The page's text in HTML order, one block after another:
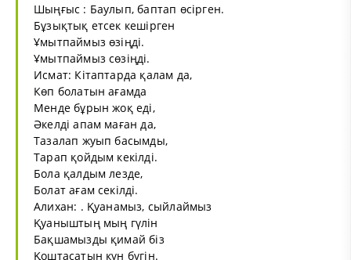
Шыңғыс : Баулып, баптап өсірген.
Бұзықтық етсек кешірген
Ұмытпаймыз өзіңді.
Ұмытпаймыз сөзіңді.
Исмат: Кітаптарда қалам да,
Көп болатын ағамда
Менде бұрын жоқ еді,
Әкелді апам маған да,
Тазалап жуып басымды,
Тарап қойдым кекілді.
Бола қалдым лезде,
Болат ағам секілді.
Алихан: . Қуанамыз, сыйлаймыз
Қуаныштың мың гүлін
Бақшамызды қимай біз
Қоштасатын күн бүгін.